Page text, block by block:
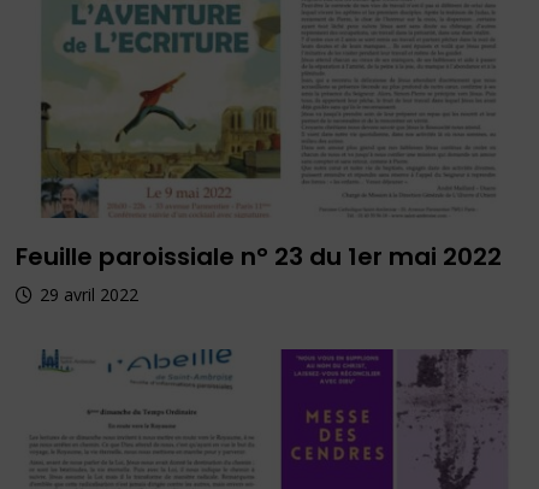
Feuille paroissiale n° 23 du 1er mai 2022
29 avril 2022